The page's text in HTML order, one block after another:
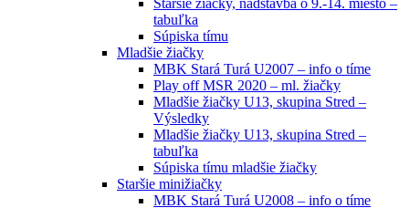
tabuľka
Súpiska tímu
Mladšie žiačky
MBK Stará Turá U2007 – info o tíme
Play off MSR 2020 – ml. žiačky
Mladšie žiačky U13, skupina Stred –
Výsledky
Mladšie žiačky U13, skupina Stred –
tabuľka
Súpiska tímu mladšie žiačky
Staršie minižiačky
MBK Stará Turá U2008 – info o tíme